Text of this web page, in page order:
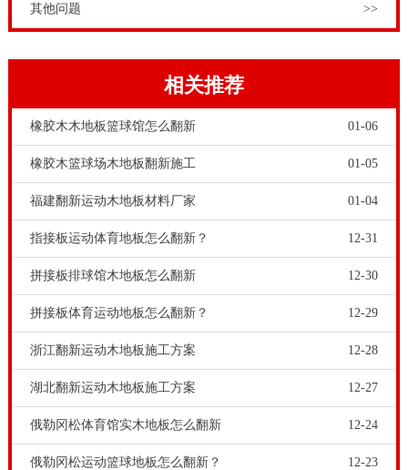
热压而成，势必存在一定量的甲醛，塑胶地板材质较
美国有NBA,中国有CBA，职业篮球运动联赛已成为篮
球体育运动的加油站。篮球运动在中国可以说是很深受
人们喜爱的运动项目。品牌体育运动木地板合作对象
中，专业的篮球场馆需求也与日俱增。舞台木地板品牌-
业的运动木地板铺材，还要有运动木地板厂家的安装工
人来作业。体育场馆工程商和甲方朋友，大多都比较重
其他问题 >>
相关推荐
橡胶木木地板篮球馆怎么翻新 01-06
橡胶木篮球场木地板翻新施工 01-05
福建翻新运动木地板材料厂家 01-04
指接板运动体育地板怎么翻新？ 12-31
拼接板排球馆木地板怎么翻新 12-30
拼接板体育运动地板怎么翻新？ 12-29
浙江翻新运动木地板施工方案 12-28
湖北翻新运动木地板施工方案 12-27
俄勒冈松体育馆实木地板怎么翻新 12-24
俄勒冈松运动篮球地板怎么翻新？ 12-23